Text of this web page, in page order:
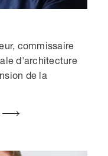
commissaire
d'architecture
de la